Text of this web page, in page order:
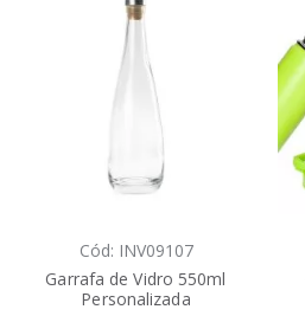
Cód: INV09107
Garrafa de Vidro 550ml
Personalizada